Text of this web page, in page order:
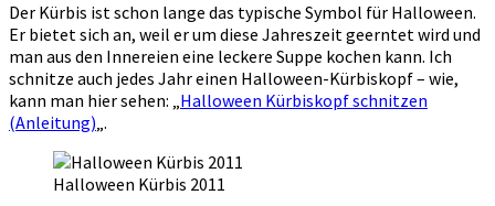
Der Kürbis ist schon lange das typische Symbol für Halloween.
Er bietet sich an, weil er um diese Jahreszeit geerntet wird und
man aus den Innereien eine leckere Suppe kochen kann. Ich
schnitze auch jedes Jahr einen Halloween-Kürbiskopf – wie,
kann man hier sehen: „Halloween Kürbiskopf schnitzen
(Anleitung)„.
Halloween Kürbis 2011